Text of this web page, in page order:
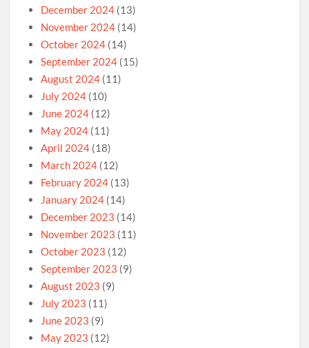
December 2024 (13)
November 2024 (14)
October 2024 (14)
September 2024 (15)
August 2024 (11)
July 2024 (10)
June 2024 (12)
May 2024 (11)
April 2024 (18)
March 2024 (12)
February 2024 (13)
January 2024 (14)
December 2023 (14)
November 2023 (11)
October 2023 (12)
September 2023 (9)
August 2023 (9)
July 2023 (11)
June 2023 (9)
May 2023 (12)